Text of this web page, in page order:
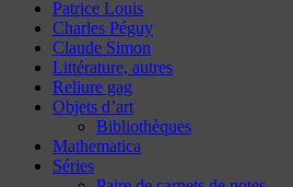
Patrice Louis
Charles Péguy
Claude Simon
Littérature, autres
Reliure gag
Objets d’art
Bibliothèques
Mathematica
Séries